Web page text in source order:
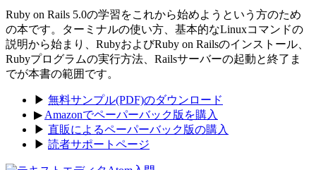
Ruby on Rails 5.0の学習をこれから始めようという方のため
の本です。ターミナルの使い方、基本的なLinuxコマンドの
説明から始まり、RubyおよびRuby on Railsのインストール、
Rubyプログラムの実行方法、Railsサーバーの起動と終了ま
でが本書の範囲です。
▶ 無料サンプル(PDF)のダウンロード
▶ Amazonでペーパーバック版を購入
▶ 直販によるペーパーバック版の購入
▶ 読者サポートページ